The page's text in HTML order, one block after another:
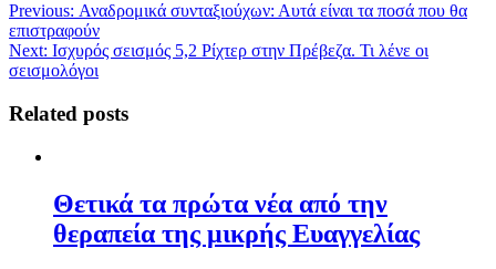
Previous: Αναδρομικά συνταξιούχων: Αυτά είναι τα ποσά που θα
επιστραφούν
Next: Ισχυρός σεισμός 5,2 Ρίχτερ στην Πρέβεζα. Τι λένε οι
σεισμολόγοι
Related posts
Θετικά τα πρώτα νέα από την
θεραπεία της μικρής Ευαγγελίας